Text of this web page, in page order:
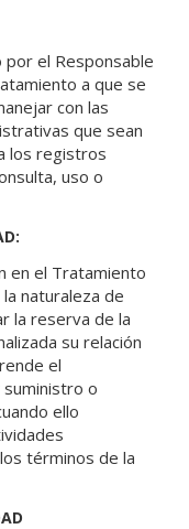
el Responsable
a que se
con las
que sean
los registros
uso o
en el Tratamiento
naturaleza de
la reserva de la
su relación
el
o
ello
términos de la